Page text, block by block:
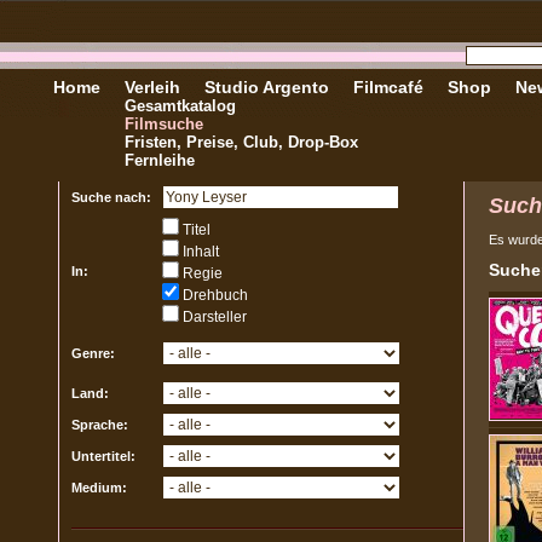
Home Verleih
Gesamtkatalog
Filmsuche
Fristen, Preise, Club, Drop-Box
Fernleihe
Studio Argento Filmcafé Shop
Suche nach:
In:
Titel
Inhalt
Regie
Drehbuch
Darsteller
Genre:
Land:
Sprache:
Untertitel:
Medium:
Es